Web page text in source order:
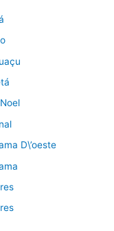
D\’oeste